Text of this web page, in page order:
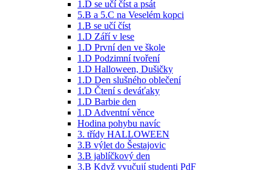
1.D se učí číst a psát
5.B a 5.C na Veselém kopci
1.B se učí číst
1.D Září v lese
1.D První den ve škole
1.D Podzimní tvoření
1.D Halloween, Dušičky
1.D Den slušného oblečení
1.D Čtení s deváťaky
1.D Barbie den
1.D Adventní věnce
Hodina pohybu navíc
3. třídy HALLOWEEN
3.B výlet do Šestajovic
3.B jablíčkový den
3.B Když vyučují studenti PdF